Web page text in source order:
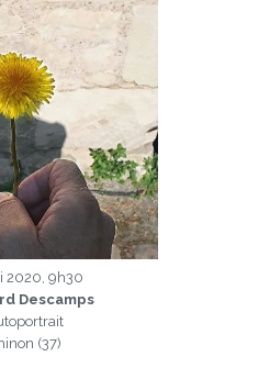
2020, 9h30
Descamps
(37)